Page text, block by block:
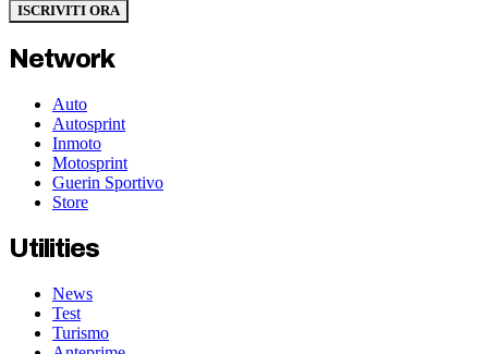
ISCRIVITI ORA
Network
Auto
Autosprint
Inmoto
Motosprint
Guerin Sportivo
Store
Utilities
News
Test
Turismo